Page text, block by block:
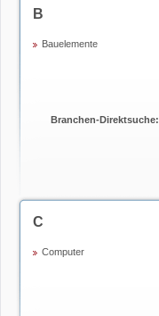
B
Bauelemente
Branchen-Direktsuche:
C
Computer